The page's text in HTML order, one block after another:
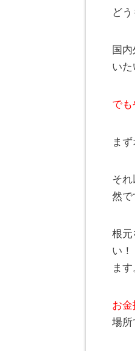
ど
国
い
で
ま
そ
然で
根元
い
ます
お
場所